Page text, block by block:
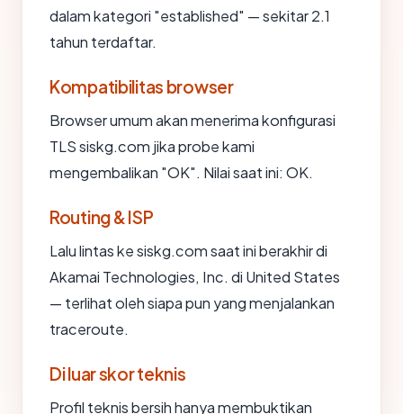
dalam kategori "established" — sekitar 2.1
tahun terdaftar.
Kompatibilitas browser
Browser umum akan menerima konfigurasi
TLS siskg.com jika probe kami
mengembalikan "OK". Nilai saat ini: OK.
Routing & ISP
Lalu lintas ke siskg.com saat ini berakhir di
Akamai Technologies, Inc. di United States
— terlihat oleh siapa pun yang menjalankan
traceroute.
Di luar skor teknis
Profil teknis bersih hanya membuktikan